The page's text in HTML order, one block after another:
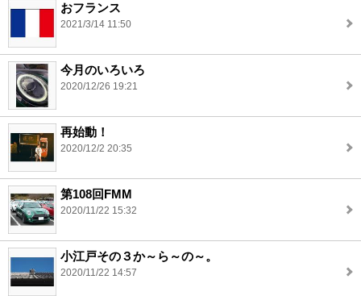
おフランス
2021/3/14 11:50
今月のいろいろ
2020/12/26 19:21
再始動！
2020/12/2 20:35
第108回FMM
2020/11/22 15:32
小江戸その３か～ら～の～。
2020/11/22 14:57